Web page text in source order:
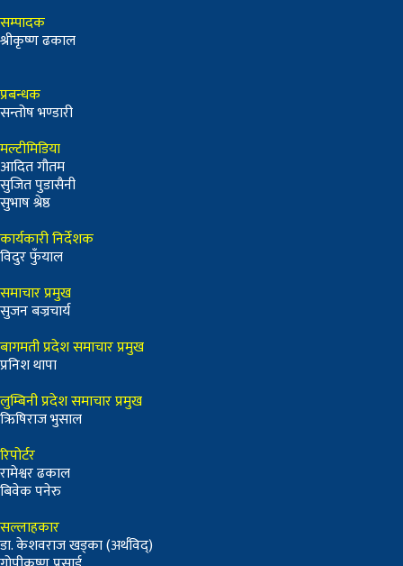
सम्पादक
श्रीकृष्ण ढकाल
प्रबन्धक
सन्तोष भण्डारी
मल्टीमिडिया
आदित गौतम
सुजित पुडासैनी
सुभाष श्रेष्ठ
कार्यकारी निर्देशक
विदुर फुँयाल
समाचार प्रमुख
सुजन बज्रचार्य
बागमती प्रदेश समाचार प्रमुख
प्रनिश थापा
लुम्बिनी प्रदेश समाचार प्रमुख
ऋिषिराज भुसाल
रिपोर्टर
रामेश्वर ढकाल
बिवेक पनेरु
सल्लाहकार
डा. केशवराज खड्का (अर्थविद्)